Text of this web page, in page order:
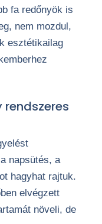
fa redőnyök is
nem mozdul,
esztétikailag
napsütés, a
hagyhat rajtuk.
elvégzett
növeli, de